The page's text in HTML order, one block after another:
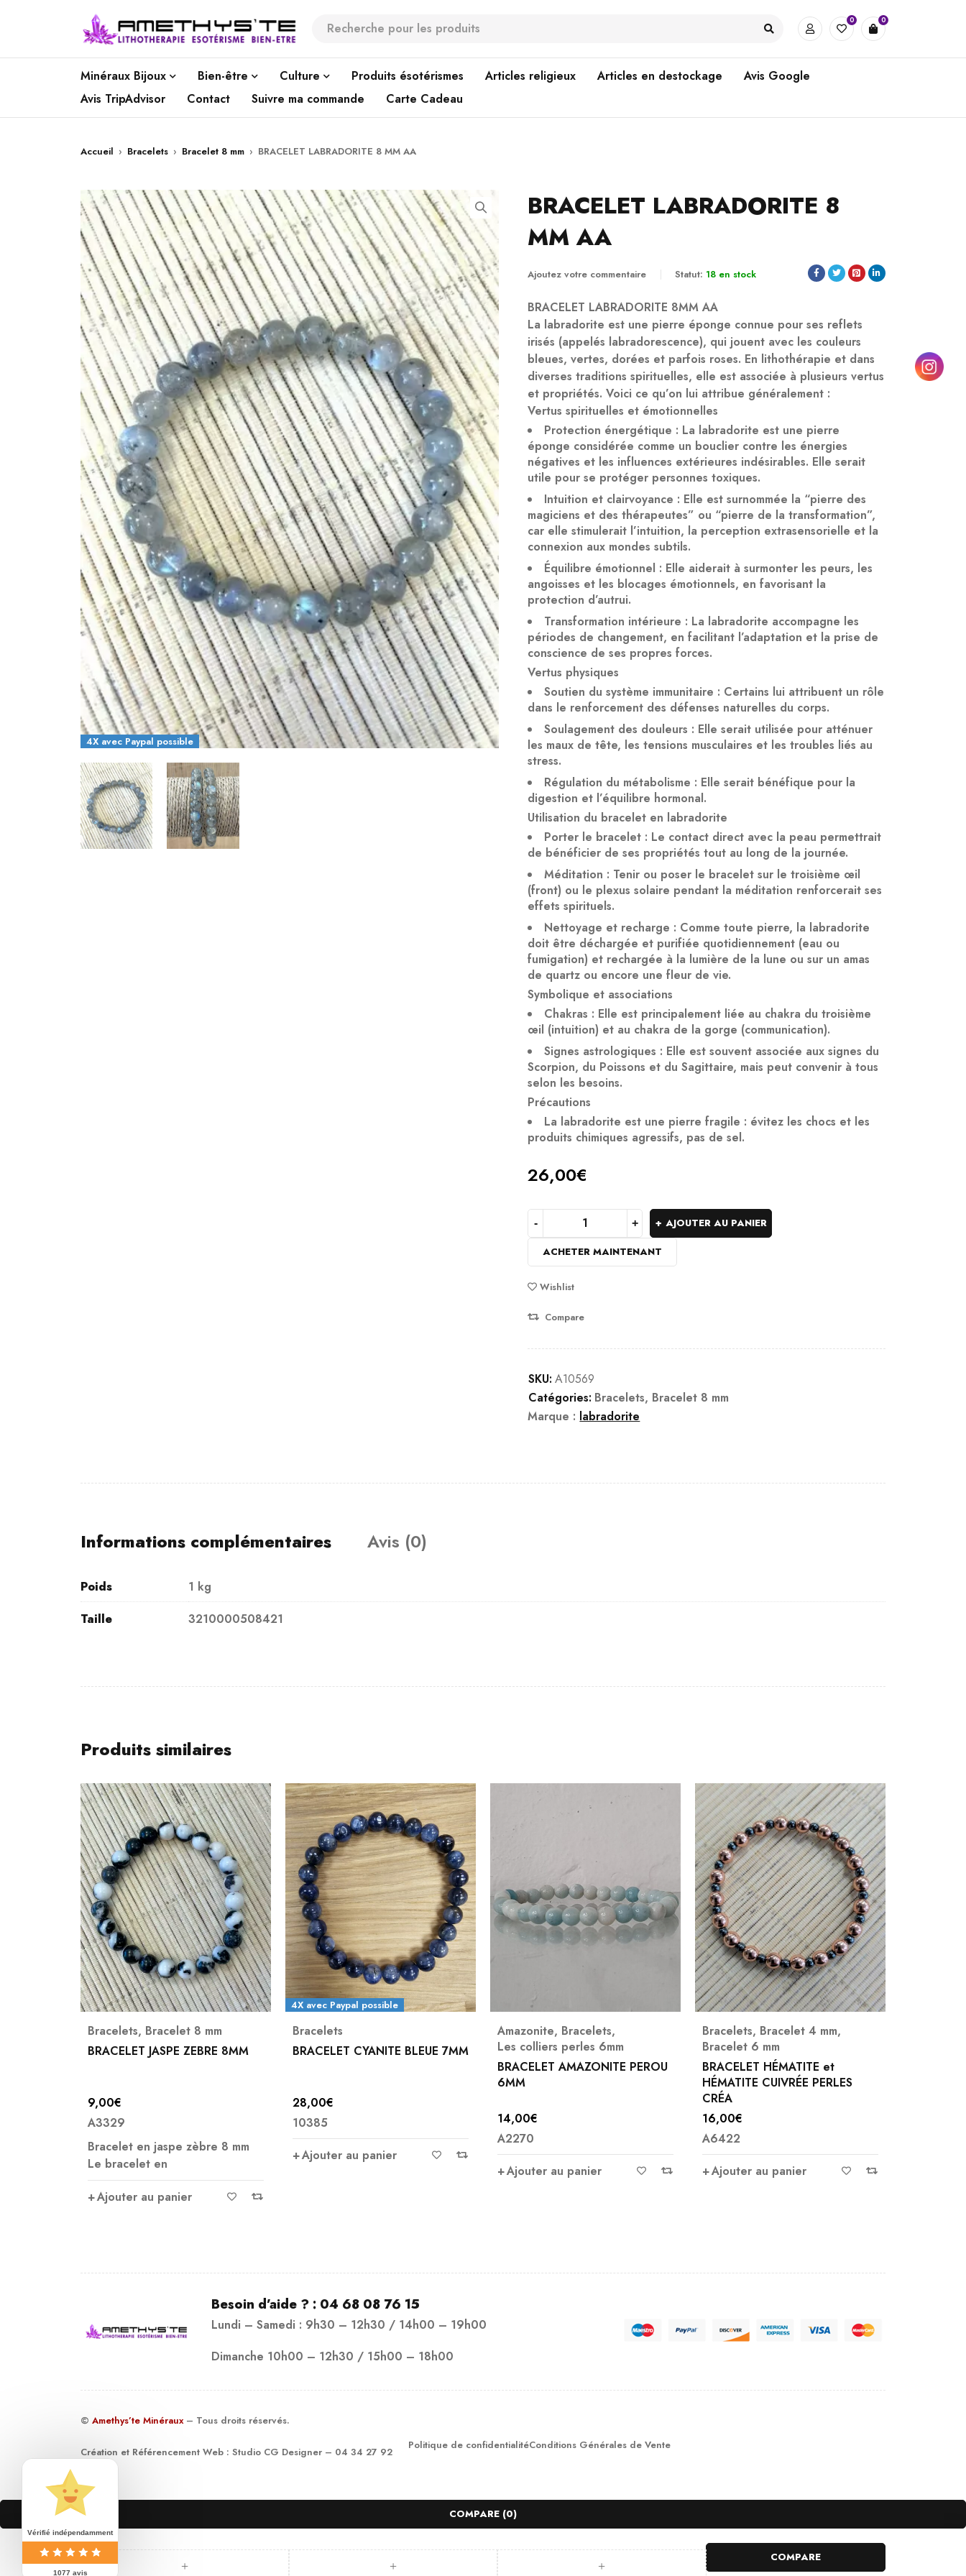
0 0
Minéraux Bijoux Bien-être Culture Produits ésotérismes Articles religieux Articles en destockage
Avis Google
Avis TripAdvisor
Contact Suivre ma commande Carte Cadeau
Accueil › Bracelets › Bracelet 8 mm › BRACELET LABRADORITE 8 MM AA
4X avec Paypal possible
BRACELET LABRADORITE 8
MM AA
Ajoutez votre commentaire Statut: 18 en stock
BRACELET LABRADORITE 8MM AA
La labradorite est une pierre éponge connue pour ses reflets
irisés (appelés labradorescence), qui jouent avec les couleurs
bleues, vertes, dorées et parfois roses. En lithothérapie et dans
diverses traditions spirituelles, elle est associée à plusieurs vertus
et propriétés. Voici ce qu’on lui attribue généralement :
Vertus spirituelles et émotionnelles
Protection énergétique : La labradorite est une pierre
éponge considérée comme un bouclier contre les énergies
négatives et les influences extérieures indésirables. Elle serait
utile pour se protéger personnes toxiques.
Intuition et clairvoyance : Elle est surnommée la “pierre des
magiciens et des thérapeutes” ou “pierre de la transformation”,
car elle stimulerait l’intuition, la perception extrasensorielle et la
connexion aux mondes subtils.
Équilibre émotionnel : Elle aiderait à surmonter les peurs, les
angoisses et les blocages émotionnels, en favorisant la
protection d’autrui.
Transformation intérieure : La labradorite accompagne les
périodes de changement, en facilitant l’adaptation et la prise de
conscience de ses propres forces.
Vertus physiques
Soutien du système immunitaire : Certains lui attribuent un rôle
dans le renforcement des défenses naturelles du corps.
Soulagement des douleurs : Elle serait utilisée pour atténuer
les maux de tête, les tensions musculaires et les troubles liés au
stress.
Régulation du métabolisme : Elle serait bénéfique pour la
digestion et l’équilibre hormonal.
Utilisation du bracelet en labradorite
Porter le bracelet : Le contact direct avec la peau permettrait
de bénéficier de ses propriétés tout au long de la journée.
Méditation : Tenir ou poser le bracelet sur le troisième œil
(front) ou le plexus solaire pendant la méditation renforcerait ses
effets spirituels.
Nettoyage et recharge : Comme toute pierre, la labradorite
doit être déchargée et purifiée quotidiennement (eau ou
fumigation) et rechargée à la lumière de la lune ou sur un amas
de quartz ou encore une fleur de vie.
Symbolique et associations
Chakras : Elle est principalement liée au chakra du troisième
œil (intuition) et au chakra de la gorge (communication).
Signes astrologiques : Elle est souvent associée aux signes du
Scorpion, du Poissons et duSagittaire, mais peut convenir à tous
selon les besoins.
Précautions
La labradorite est une pierre fragile : évitez les chocs et les
produits chimiques agressifs, pas de sel.
26,00€
AJOUTER AU PANIER
ACHETER MAINTENANT
Wishlist
Compare
SKU: A10569
Catégories: Bracelets, Bracelet 8 mm
Marque : labradorite
Informations complémentaires Avis (0)
Poids
1 kg
Taille
3210000508421
Produits similaires
4X avec Paypal possible
Bracelets
BRACELET CYANITE BLEUE 7MM
28,00
10385
Ajouter au panier
Amazonite
Les colliers perles 6mm
14,00€
A2270
Bracelets,Bracelet 4 mm
Bracelet 6 mm
BRACELET HÉMATITE et
HÉMATITE CUIVRÉE PERLES
16,00€
A6422
Ajouter au panier
Bracelets, Bracelet 6 mm
BRACELET CITRINE NATURELLE
B6
22,00
3943
Le bracelet en citrine est
apprécié pour ses
Besoin d’aide ? : 04 68 08 76 15
Lundi – Samedi : 9h30 – 12h30 / 14h00 – 19h00
Dimanche 10h00 – 12h30 / 15h00 – 18h00
© Amethys’te Minéraux – Tous droits réservés.
Création et Référencement Web : Studio CG Designer – 04 34 27 92
Politique de confidentialitéConditions Générales de Vente
Vérifié indépendamment
1077 avis
COMPARE (0)
COMPARE